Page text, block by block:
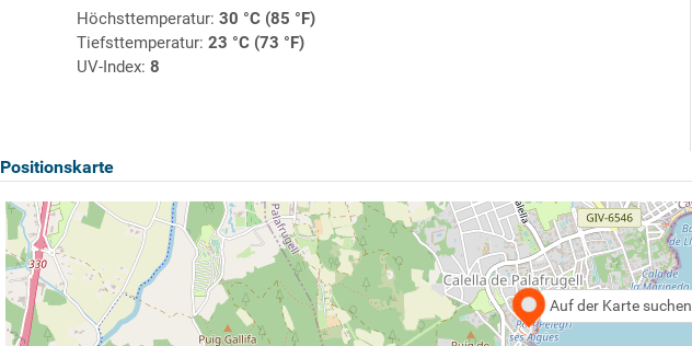
Höchsttemperatur: 30 °C (85 °F)
Tiefsttemperatur: 23 °C (73 °F)
UV-Index: 8
Positionskarte
Auf der Karte suchen